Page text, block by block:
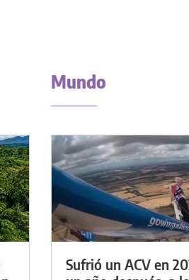
Mundo
Sufrió un ACV en